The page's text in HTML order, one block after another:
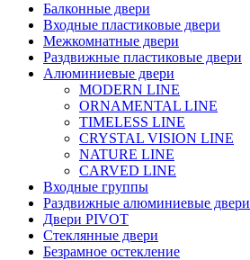
Балконные двери
Входные пластиковые двери
Межкомнатные двери
Раздвижные пластиковые двери
Алюминиевые двери
MODERN LINE
ORNAMENTAL LINE
TIMELESS LINE
CRYSTAL VISION LINE
NATURE LINE
CARVED LINE
Входные группы
Раздвижные алюминиевые двери
Двери PIVOT
Стеклянные двери
Безрамное остекление